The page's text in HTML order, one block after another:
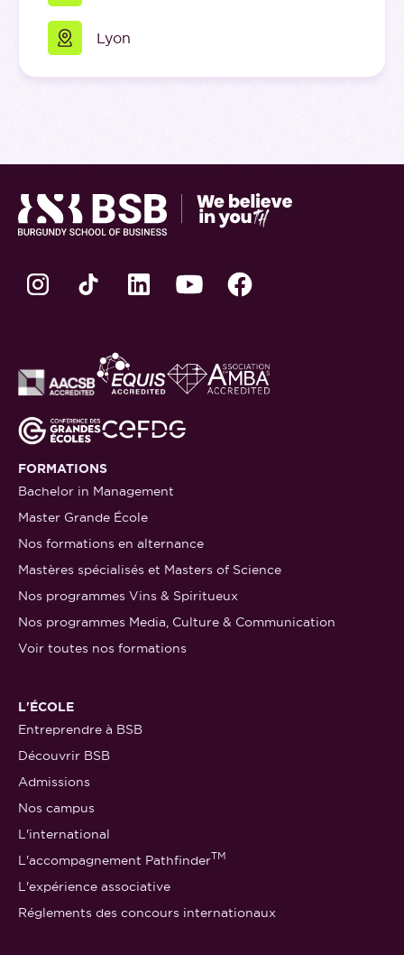
Lyon
FORMATIONS
Bachelor in Management
Master Grande École
Nos formations en alternance
Mastères spécialisés et Masters of Science
Nos programmes Vins & Spiritueux
Nos programmes Media, Culture & Communication
Voir toutes nos formations
L'ÉCOLE
Entreprendre à BSB
Découvrir BSB
Admissions
Nos campus
L'international
L'accompagnement PathfinderTM
L'expérience associative
Réglements des concours internationaux